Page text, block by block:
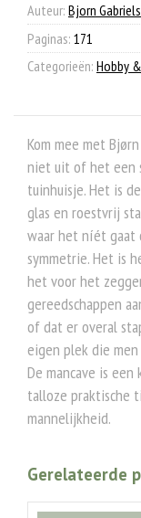
Auteur: Bjorn
Paginas: 171
Categorieën: Hobby
Kom mee met Bjørn
niet uit of het een
tuinhuisje. Het is
glas en roestvrij
waar het níét gaat
symmetrie. Het is
het voor het
gereedschappen
of dat er overal
eigen plek die
De mancave is
talloze praktische
mannelijkheid.
Gerelateerde